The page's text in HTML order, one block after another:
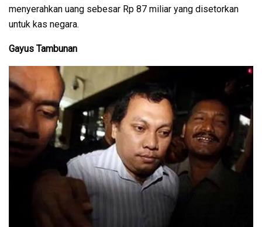
menyerahkan uang sebesar Rp 87 miliar yang disetorkan
untuk kas negara.
Gayus Tambunan